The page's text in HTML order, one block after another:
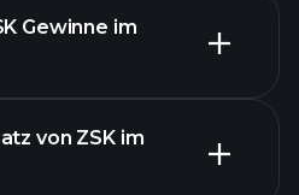
Gewinne im
von ZSK im